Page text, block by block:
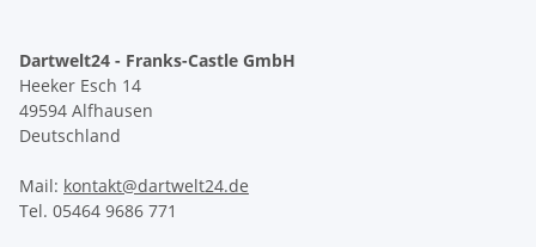
Dartwelt24 - Franks-Castle GmbH
Heeker Esch 14
49594 Alfhausen
Deutschland
Mail: kontakt@dartwelt24.de
Tel. 05464 9686 771